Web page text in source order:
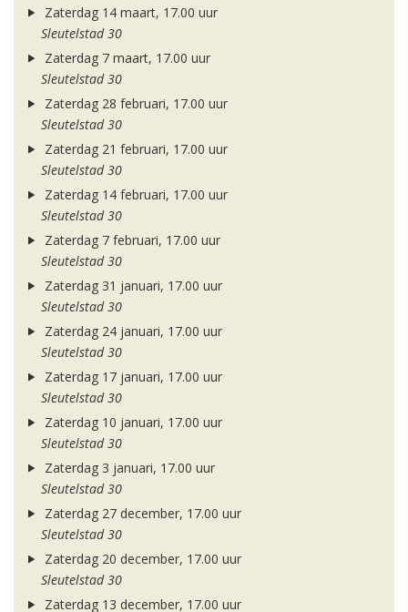
Zaterdag 14 maart, 17.00 uur
Sleutelstad 30
Zaterdag 7 maart, 17.00 uur
Sleutelstad 30
Zaterdag 28 februari, 17.00 uur
Sleutelstad 30
Zaterdag 21 februari, 17.00 uur
Sleutelstad 30
Zaterdag 14 februari, 17.00 uur
Sleutelstad 30
Zaterdag 7 februari, 17.00 uur
Sleutelstad 30
Zaterdag 31 januari, 17.00 uur
Sleutelstad 30
Zaterdag 24 januari, 17.00 uur
Sleutelstad 30
Zaterdag 17 januari, 17.00 uur
Sleutelstad 30
Zaterdag 10 januari, 17.00 uur
Sleutelstad 30
Zaterdag 3 januari, 17.00 uur
Sleutelstad 30
Zaterdag 27 december, 17.00 uur
Sleutelstad 30
Zaterdag 20 december, 17.00 uur
Sleutelstad 30
Zaterdag 13 december, 17.00 uur